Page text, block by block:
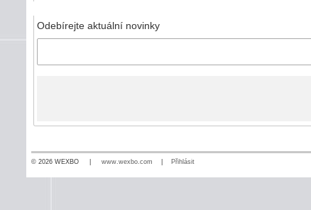
Odebírejte aktuální novinky
© 2026 WEXBO | www.wexbo.com Přihlásit